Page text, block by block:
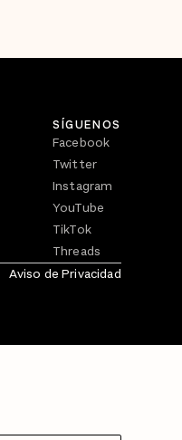
SÍGUENOS
Facebook
Twitter
Instagram
YouTube
TikTok
Threads
Aviso de Privacidad